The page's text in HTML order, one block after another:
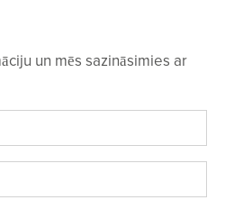
un mēs sazināsimies ar